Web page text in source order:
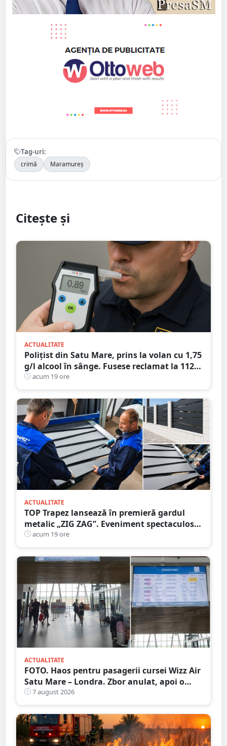
Tag-uri:
crimă Maramureș
Citește și
ACTUALITATE
Polițist din Satu Mare, prins la volan cu 1,75
g/l alcool în sânge. Fusese reclamat la 112
că circula pe contrasens
acum 19 ore
ACTUALITATE
TOP Trapez lansează în premieră gardul
metalic „ZIG ZAG”. Eveniment spectaculos
în Grădina Romei
acum 19 ore
ACTUALITATE
FOTO. Haos pentru pasagerii cursei Wizz Air
Satu Mare – Londra. Zbor anulat, apoi o
nouă întârziere. Fără explicații clare
7 august 2026